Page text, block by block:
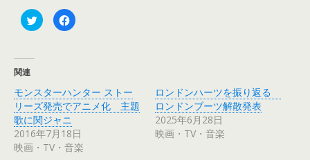
ク
リ
t
t
e
r
で
共
有
(
F
a
共
有
す
る
に
は
ク
リ
関連
モンスターハンター ストー
リーズ発売でアニメ化 主題
歌に関ジャニ
2016年7月18日
映画・TV・音楽
ロンドンハーツを振り返る
ロンドンブーツ解散発表
2025年6月28日
映画・TV・音楽